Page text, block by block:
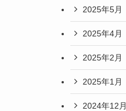
2025年5月
2025年4月
2025年2月
2025年1月
2024年12月